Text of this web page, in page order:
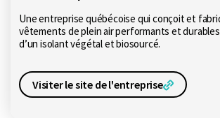
Une entreprise québécoise qui conçoit et
vêtements de plein air performants et
d’un isolant végétal et biosourcé.
Visiter le site de l'entreprise